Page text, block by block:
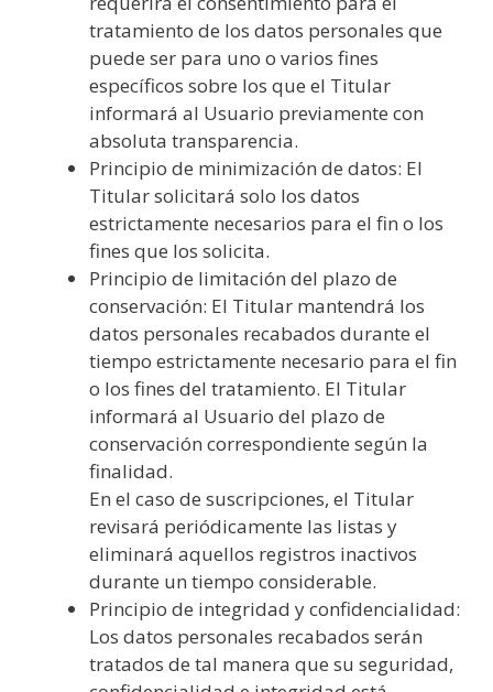
tratamiento de los datos personales que
puede ser para uno o varios fines
específicos sobre los que el Titular
informará al Usuario previamente con
absoluta transparencia.
Principio de minimización de datos: El
Titular solicitará solo los datos
estrictamente necesarios para el fin o los
fines que los solicita.
Principio de limitación del plazo de
conservación: El Titular mantendrá los
datos personales recabados durante el
tiempo estrictamente necesario para el fin
o los fines del tratamiento. El Titular
informará al Usuario del plazo de
conservación correspondiente según la
finalidad.
En el caso de suscripciones, el Titular
revisará periódicamente las listas y
eliminará aquellos registros inactivos
durante un tiempo considerable.
Principio de integridad y confidencialidad:
Los datos personales recabados serán
tratados de tal manera que su seguridad,